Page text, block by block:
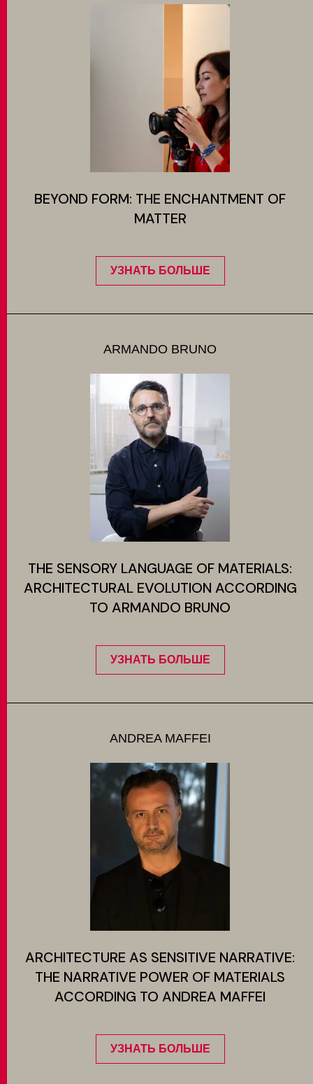
BEYOND FORM: THE ENCHANTMENT OF
MATTER
УЗНАТЬ БОЛЬШЕ
ARMANDO BRUNO
THE SENSORY LANGUAGE OF MATERIALS:
ARCHITECTURAL EVOLUTION ACCORDING
TO ARMANDO BRUNO
УЗНАТЬ БОЛЬШЕ
ANDREA MAFFEI
ARCHITECTURE AS SENSITIVE NARRATIVE:
THE NARRATIVE POWER OF MATERIALS
ACCORDING TO ANDREA MAFFEI
УЗНАТЬ БОЛЬШЕ